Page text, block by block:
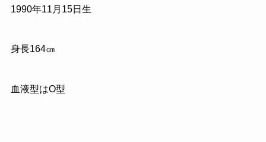
1990年11月15日生
身長164㎝
血液型はO型